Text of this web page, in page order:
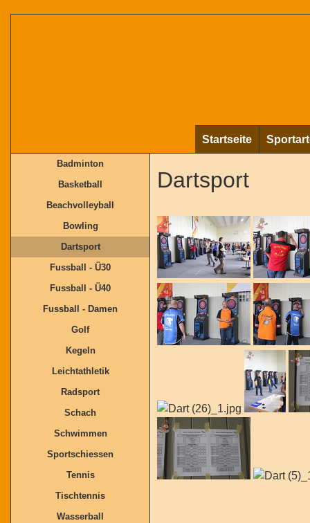
Startseite
Badminton
Basketball
Beachvolleyball
Bowling
Dartsport
Fussball - Ü30
Fussball - Ü40
Fussball - Damen
Golf
Kegeln
Leichtathletik
Radsport
Schach
Schwimmen
Sportschiessen
Tennis
Tischtennis
Wasserball
Dartsport